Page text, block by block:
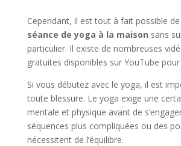
Cependant, il est tout à fait possible de
séance de yoga à la maison sans
particulier. Il existe de nombreuses
gratuites disponibles sur YouTube
Si vous débutez avec le yoga, il est
toute blessure. Le yoga exige une
mentale et physique avant de
séquences plus compliquées ou des
nécessitent de l’équilibre.